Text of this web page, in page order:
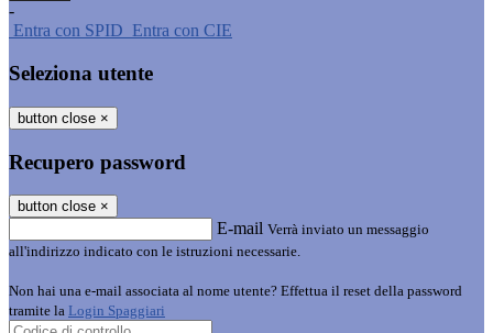
-
Entra con SPID Entra con CIE
Seleziona utente
button close ×
Recupero password
button close ×
E-mail Verrà inviato un messaggio
all'indirizzo indicato con le istruzioni necessarie.
Non hai una e-mail associata al nome utente? Effettua il reset della password
tramite la Login Spaggiari